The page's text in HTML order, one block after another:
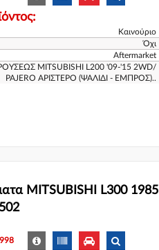
Καινούριο
Όχι
Aftermarket
MITSUBISHI L200 '09-'15 2WD/
PAJERO ΑΡΙΣΤΕΡΟ (ΨΑΛΙΔΙ - ΕΜΠΡΟΣ)..
MITSUBISHI L300 1985